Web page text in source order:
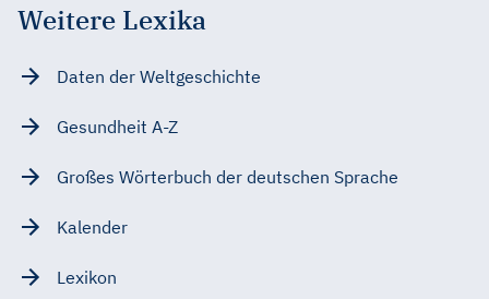
Weitere Lexika
Daten der Weltgeschichte
Gesundheit A-Z
Großes Wörterbuch der deutschen Sprache
Kalender
Lexikon